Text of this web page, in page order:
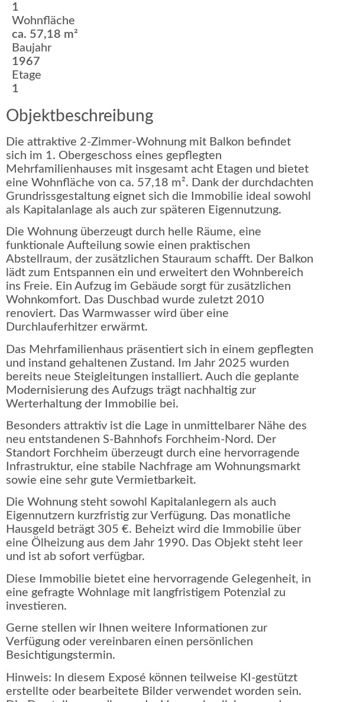
1
Wohnfläche
ca. 57,18 m²
Baujahr
1967
Etage
1
Objektbeschreibung
Die attraktive 2-Zimmer-Wohnung mit Balkon befindet
sich im 1. Obergeschoss eines gepflegten
Mehrfamilienhauses mit insgesamt acht Etagen und bietet
eine Wohnfläche von ca. 57,18 m². Dank der durchdachten
Grundrissgestaltung eignet sich die Immobilie ideal sowohl
als Kapitalanlage als auch zur späteren Eigennutzung.
Die Wohnung überzeugt durch helle Räume, eine
funktionale Aufteilung sowie einen praktischen
Abstellraum, der zusätzlichen Stauraum schafft. Der Balkon
lädt zum Entspannen ein und erweitert den Wohnbereich
ins Freie. Ein Aufzug im Gebäude sorgt für zusätzlichen
Wohnkomfort. Das Duschbad wurde zuletzt 2010
renoviert. Das Warmwasser wird über eine
Durchlauferhitzer erwärmt.
Das Mehrfamilienhaus präsentiert sich in einem gepflegten
und instand gehaltenen Zustand. Im Jahr 2025 wurden
bereits neue Steigleitungen installiert. Auch die geplante
Modernisierung des Aufzugs trägt nachhaltig zur
Werterhaltung der Immobilie bei.
Besonders attraktiv ist die Lage in unmittelbarer Nähe des
neu entstandenen S-Bahnhofs Forchheim-Nord. Der
Standort Forchheim überzeugt durch eine hervorragende
Infrastruktur, eine stabile Nachfrage am Wohnungsmarkt
sowie eine sehr gute Vermietbarkeit.
Die Wohnung steht sowohl Kapitalanlegern als auch
Eigennutzern kurzfristig zur Verfügung. Das monatliche
Hausgeld beträgt 305 €. Beheizt wird die Immobilie über
eine Ölheizung aus dem Jahr 1990. Das Objekt steht leer
und ist ab sofort verfügbar.
Diese Immobilie bietet eine hervorragende Gelegenheit, in
eine gefragte Wohnlage mit langfristigem Potenzial zu
investieren.
Gerne stellen wir Ihnen weitere Informationen zur
Verfügung oder vereinbaren einen persönlichen
Besichtigungstermin.
Hinweis: In diesem Exposé können teilweise KI-gestützt
erstellte oder bearbeitete Bilder verwendet worden sein.